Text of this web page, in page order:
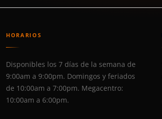
HORARIOS
Disponibles los 7 días de la semana de
9:00am a 9:00pm. Domingos y feriados
de 10:00am a 7:00pm. Megacentro:
10:00am a 6:00pm.